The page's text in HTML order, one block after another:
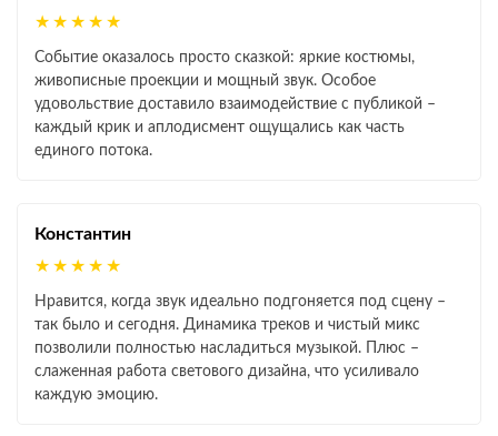
★★★★★
Событие оказалось просто сказкой: яркие костюмы,
живописные проекции и мощный звук. Особое
удовольствие доставило взаимодействие с публикой –
каждый крик и аплодисмент ощущались как часть
единого потока.
Константин
★★★★★
Нравится, когда звук идеально подгоняется под сцену –
так было и сегодня. Динамика треков и чистый микс
позволили полностью насладиться музыкой. Плюс –
слаженная работа светового дизайна, что усиливало
каждую эмоцию.